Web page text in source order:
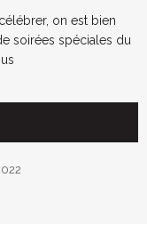
on est bien
soirées spéciales du